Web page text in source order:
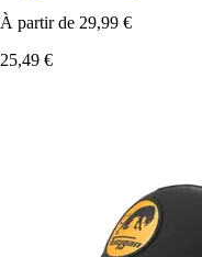
À partir de 29,99 €
25,49 €